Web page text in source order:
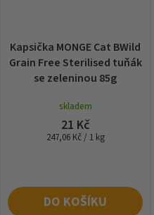
Kapsička MONGE Cat BWild
Grain Free Sterilised tuňák
se zeleninou 85g
skladem
21 Kč
Měrná
247,06 Kč / 1 kg
DO KOŠÍKU